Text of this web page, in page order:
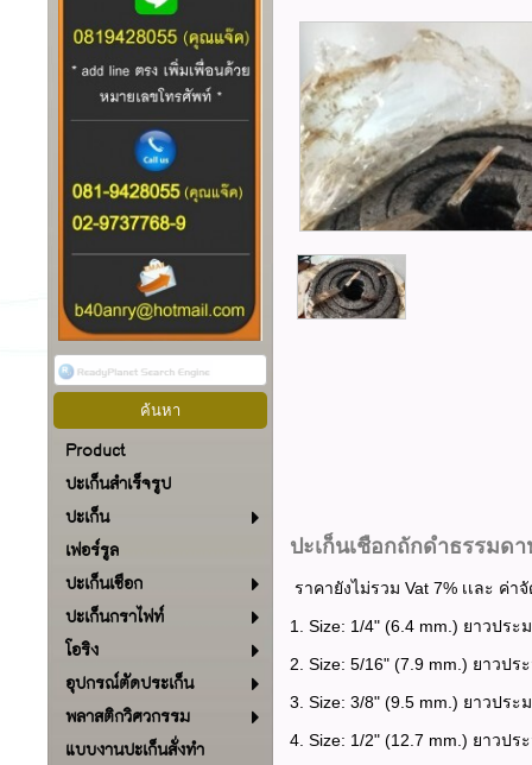
Product
ปะเก็นสำเร็จรูป
ปะเก็น
เฟอร์รูล
ปะเก็นเชือก
ปะเก็นกราไฟท์
โอริง
อุปกรณ์ตัดประเก็น
พลาสติกวิศวกรรม
แบบงานปะเก็นสั่งทำ
ปะเก็นเชือกถักดำธรรมด
ราคายังไม่รวม Vat 7% เเละ ค่า
1. Size: 1/4" (6.4 mm.) ยาวป
2. Size: 5/16" (7.9 mm.) ยาว
3. Size: 3/8" (9.5 mm.) ยาวป
4. Size: 1/2" (12.7 mm.) ยาวป